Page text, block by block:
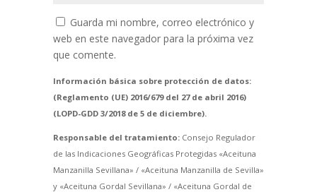
Guarda mi nombre, correo electrónico y
web en este navegador para la próxima vez
que comente.
Información básica sobre protección de datos:
(Reglamento (UE) 2016/679 del 27 de abril 2016)
(LOPD-GDD 3/2018 de 5 de diciembre).
Responsable del tratamiento:Consejo Regulador
de las Indicaciones Geográficas Protegidas «Aceituna
Manzanilla Sevillana» / «Aceituna Manzanilla de Sevilla»
y «Aceituna Gordal Sevillana» / «Aceituna Gordal de